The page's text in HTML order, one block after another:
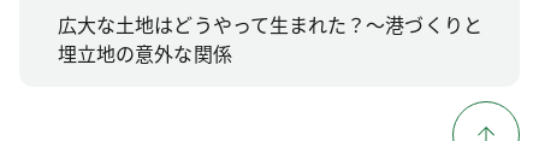
広大な土地はどうやって生まれた？～港づくりと
埋立地の意外な関係